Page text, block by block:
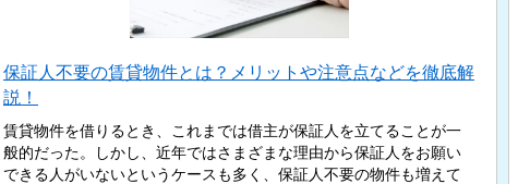
保証人不要の賃貸物件とは？メリットや注意点などを徹底解
説！
賃貸物件を借りるとき、これまでは借主が保証人を立てることが一
般的だった。しかし、近年ではさまざまな理由から保証人をお願い
できる人がいないというケースも多く、保証人不要の物件も増えて